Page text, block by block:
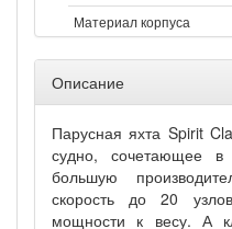
Материал корпуса
Описание
Парусная яхта Spirit
судно, сочетающее в
большую
скорость до 20
мощности к весу. А